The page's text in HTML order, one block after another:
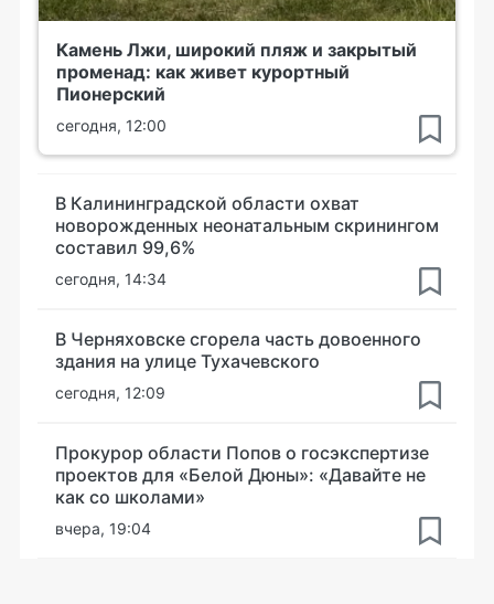
Камень Лжи, широкий пляж и закрытый
променад: как живет курортный
Пионерский
сегодня, 12:00
В Калининградской области охват
новорожденных неонатальным скринингом
составил 99,6%
сегодня, 14:34
В Черняховске сгорела часть довоенного
здания на улице Тухачевского
сегодня, 12:09
Прокурор области Попов о госэкспертизе
проектов для «Белой Дюны»: «Давайте не
как со школами»
вчера, 19:04